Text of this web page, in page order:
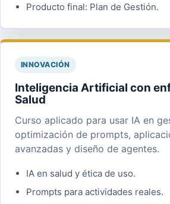
Producto final: Plan de Gestión.
INNOVACIÓN
Inteligencia Artificial con
Salud
Curso aplicado para usar IA en
optimización de prompts,
avanzadas y diseño de agentes.
IA en salud y ética de uso.
Prompts para actividades reales.